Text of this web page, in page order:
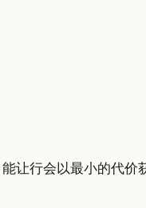
让行会以最小的代价